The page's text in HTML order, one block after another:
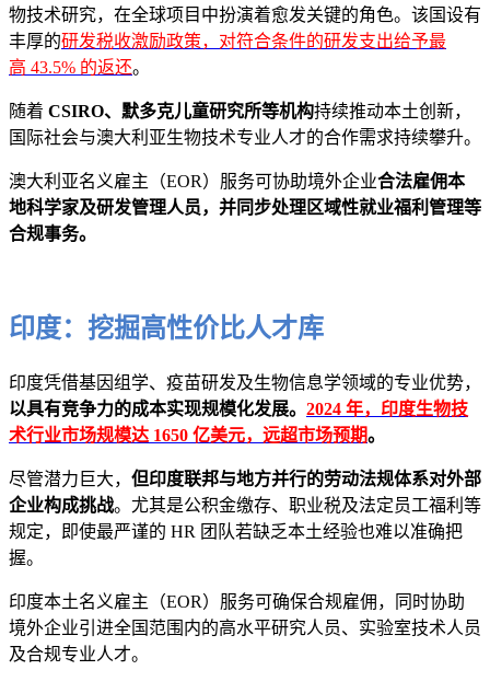
物技术研究，在全球项目中扮演着愈发关键的角色。该国设有
丰厚的研发税收激励政策，对符合条件的研发支出给予最
高 43.5% 的返还。
随着 CSIRO、默多克儿童研究所等机构持续推动本土创新，
国际社会与澳大利亚生物技术专业人才的合作需求持续攀升。
澳大利亚名义雇主（EOR）服务可协助境外企业合法雇佣本
地科学家及研发管理人员，并同步处理区域性就业福利管理等
合规事务。
印度：挖掘高性价比人才库
印度凭借基因组学、疫苗研发及生物信息学领域的专业优势，
以具有竞争力的成本实现规模化发展。 2024 年，印度生物技
术行业市场规模达 1650 亿美元，远超市场预期。
尽管潜力巨大， 但印度联邦与地方并行的劳动法规体系对外部
企业构成挑战。尤其是公积金缴存、职业税及法定员工福利等
规定，即使最严谨的 HR 团队若缺乏本土经验也难以准确把
握。
印度本土名义雇主（EOR）服务可确保合规雇佣，同时协助
境外企业引进全国范围内的高水平研究人员、实验室技术人员
及合规专业人才。